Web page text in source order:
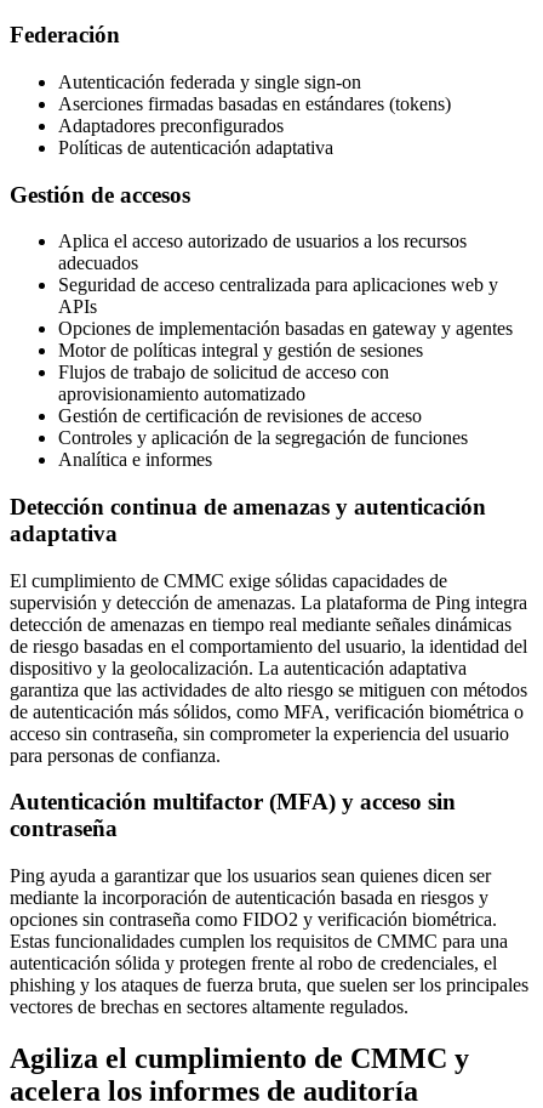
Federación
Autenticación federada y single sign-on
Aserciones firmadas basadas en estándares (tokens)
Adaptadores preconfigurados
Políticas de autenticación adaptativa
Gestión de accesos
Aplica el acceso autorizado de usuarios a los recursos
adecuados
Seguridad de acceso centralizada para aplicaciones web y
APIs
Opciones de implementación basadas en gateway y agentes
Motor de políticas integral y gestión de sesiones
Flujos de trabajo de solicitud de acceso con
aprovisionamiento automatizado
Gestión de certificación de revisiones de acceso
Controles y aplicación de la segregación de funciones
Analítica e informes
Detección continua de amenazas y autenticación
adaptativa
El cumplimiento de CMMC exige sólidas capacidades de
supervisión y detección de amenazas. La plataforma de Ping integra
detección de amenazas en tiempo real mediante señales dinámicas
de riesgo basadas en el comportamiento del usuario, la identidad del
dispositivo y la geolocalización. La autenticación adaptativa
garantiza que las actividades de alto riesgo se mitiguen con métodos
de autenticación más sólidos, como MFA, verificación biométrica o
acceso sin contraseña, sin comprometer la experiencia del usuario
para personas de confianza.
Autenticación multifactor (MFA) y acceso sin
contraseña
Ping ayuda a garantizar que los usuarios sean quienes dicen ser
mediante la incorporación de autenticación basada en riesgos y
opciones sin contraseña como FIDO2 y verificación biométrica.
Estas funcionalidades cumplen los requisitos de CMMC para una
autenticación sólida y protegen frente al robo de credenciales, el
phishing y los ataques de fuerza bruta, que suelen ser los principales
vectores de brechas en sectores altamente regulados.
Agiliza el cumplimiento de CMMC y
acelera los informes de auditoría